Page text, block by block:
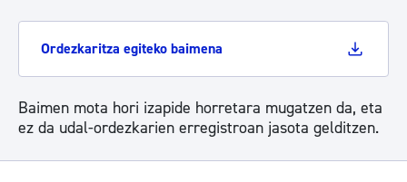
Ordezkaritza egiteko baimena
Baimen mota hori izapide horretara mugatzen da, eta
ez da udal-ordezkarien erregistroan jasota gelditzen.